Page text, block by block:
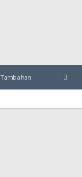
Tambahan